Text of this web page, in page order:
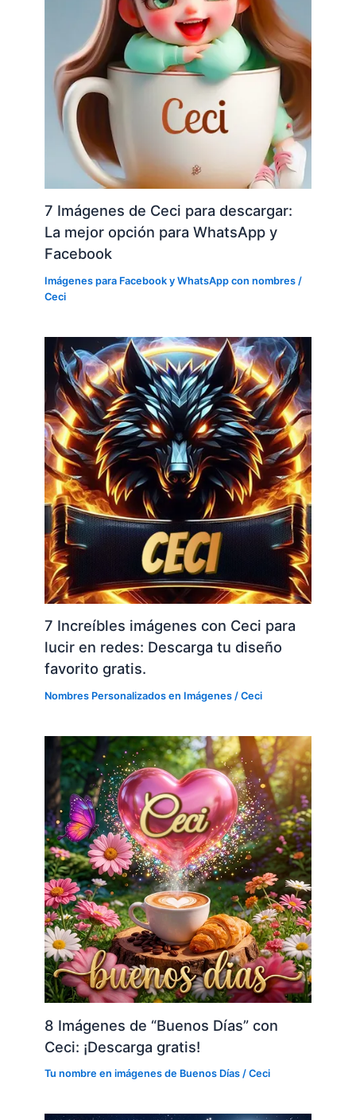
7 Imágenes de Ceci para descargar:
La mejor opción para WhatsApp y
Facebook
Imágenes para Facebook y WhatsApp con nombres /
Ceci
7 Increíbles imágenes con Ceci para
lucir en redes: Descarga tu diseño
favorito gratis.
Nombres Personalizados en Imágenes /Ceci
8 Imágenes de “Buenos Días” con
Ceci: ¡Descarga gratis!
Tu nombre en imágenes de Buenos Días /Ceci